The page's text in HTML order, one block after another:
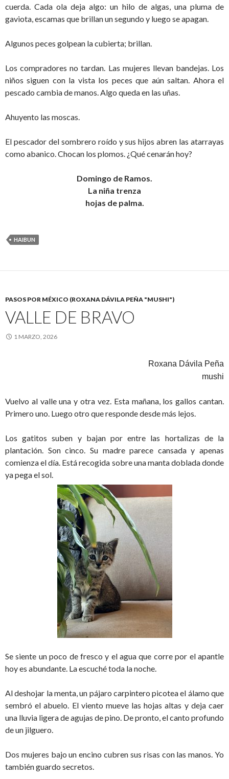
cuerda. Cada ola deja algo: un hilo de algas, una pluma de
gaviota, escamas que brillan un segundo y luego se apagan.
Algunos peces golpean la cubierta; brillan.
Los compradores no tardan. Las mujeres llevan bandejas. Los
niños siguen con la vista los peces que aún saltan. Ahora el
pescado cambia de manos. Algo queda en las uñas.
Ahuyento las moscas.
El pescador del sombrero roído y sus hijos abren las atarrayas
como abanico. Chocan los plomos. ¿Qué cenarán hoy?
Domingo de Ramos.
La niña trenza
hojas de palma.
HAIBUN
PASOS POR MÉXICO (ROXANA DÁVILA PEÑA "MUSHI")
VALLE DE BRAVO
1 MARZO, 2026
Roxana Dávila Peña
mushi
Vuelvo al valle una y otra vez. Esta mañana, los gallos cantan.
Primero uno. Luego otro que responde desde más lejos.
Los gatitos suben y bajan por entre las hortalizas de la
plantación. Son cinco. Su madre parece cansada y apenas
comienza el día. Está recogida sobre una manta doblada donde
ya pega el sol.
Se siente un poco de fresco y el agua que corre por el apantle
hoy es abundante. La escuché toda la noche.
Al deshojar la menta, un pájaro carpintero picotea el álamo que
sembró el abuelo. El viento mueve las hojas altas y deja caer
una lluvia ligera de agujas de pino. De pronto, el canto profundo
de un jilguero.
Dos mujeres bajo un encino cubren sus risas con las manos. Yo
también guardo secretos.